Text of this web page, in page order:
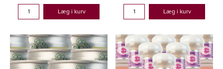
Læg i kurv Læg i kurv